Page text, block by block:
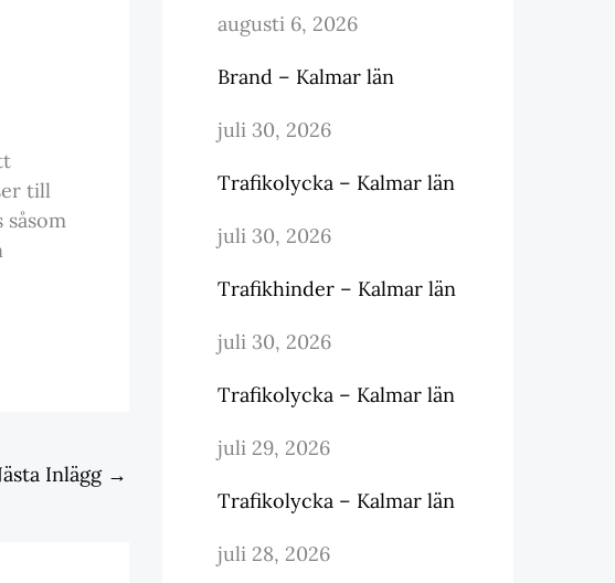
till
Inlägg →
augusti 6, 2026
Brand – Kalmar län
juli 30, 2026
Trafikolycka – Kalmar län
juli 30, 2026
Trafikhinder – Kalmar län
juli 30, 2026
Trafikolycka – Kalmar län
juli 29, 2026
Trafikolycka – Kalmar län
juli 28, 2026